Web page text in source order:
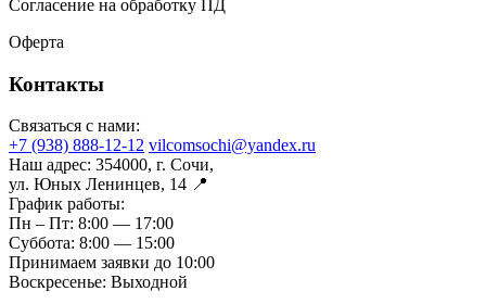
Согласение на обработку ПД
Оферта
Контакты
Связаться с нами:
+7 (938) 888-12-12 vilcomsochi@yandex.ru
Наш адрес: 354000, г. Сочи,
ул. Юных Ленинцев, 14 📍
График работы:
Пн – Пт: 8:00 — 17:00
Суббота: 8:00 — 15:00
Принимаем заявки до 10:00
Воскресенье: Выходной